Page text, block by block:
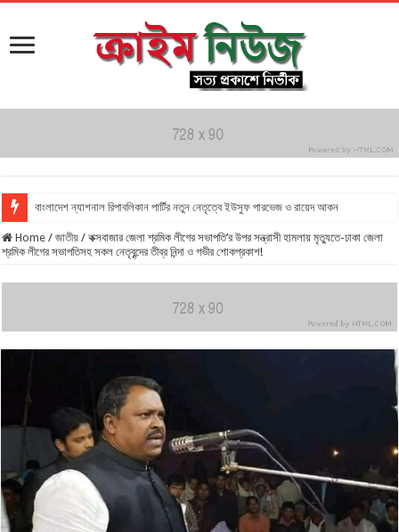
বাংলাদেশ ন্যাশনাল রিপাবলিকান পার্টির নতুন নেতৃত্বে ইউসুফ পারভেজ ও রায়েদ আকন
Home / জাতীয় / কক্সবাজার জেলা শ্রমিক লীগের সভাপতি’র উপর সন্ত্রাসী হামলায় মৃত্যুতে-ঢাকা জেলা
শ্রমিক লীগের সভাপতিসহ সকল নেতৃবৃন্দের তীব্র নিন্দা ও গভীর শোকপ্রকাশ!